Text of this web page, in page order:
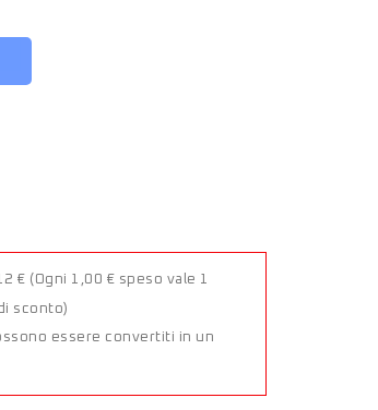
€ (Ogni 1,00 € speso vale 1
sconto)
essere convertiti in un